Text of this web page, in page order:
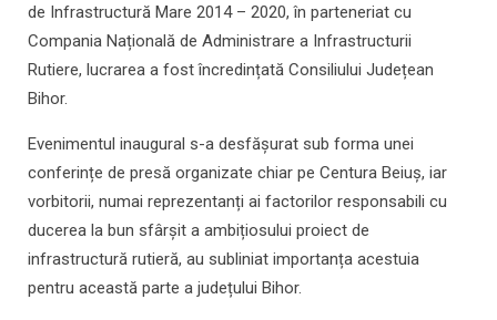
de Infrastructură Mare 2014 – 2020, în parteneriat cu
Compania Națională de Administrare a Infrastructurii
Rutiere, lucrarea a fost încredințată Consiliului Județean
Bihor.
Evenimentul inaugural s-a desfășurat sub forma unei
conferințe de presă organizate chiar pe Centura Beiuș, iar
vorbitorii, numai reprezentanți ai factorilor responsabili cu
ducerea la bun sfârșit a ambițiosului proiect de
infrastructură rutieră, au subliniat importanța acestuia
pentru această parte a județului Bihor.